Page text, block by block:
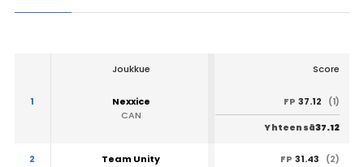
Joukkue Score
1
Nexxice
CAN
FP 37.12 (1)
Yhteensä37.12
2
Team Unity
FP 31.43 (2)